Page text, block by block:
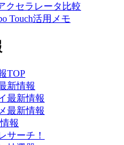
クセラレータ比較
Touch活用メモ
TOP
新情報
最新情報
最新情報
報
サーチ！